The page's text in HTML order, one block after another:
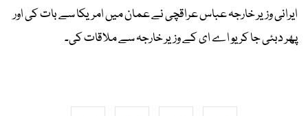
ایرانی وزیر خارجہ عباس عراقچی نے عمان میں امریکا سے بات کی اور
پھر دبئی جا کر یو اے ای کے وزیر خارجہ سے ملاقات کی۔